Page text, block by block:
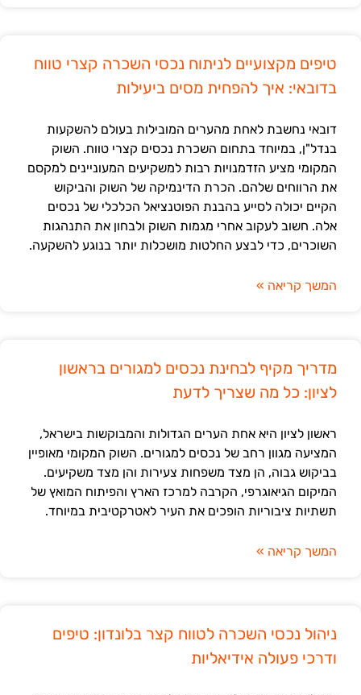
טיפים מקצועיים לניתוח נכסי השכרה קצרי טווח
בדובאי: איך להפחית מסים ביעילות
דובאי נחשבת לאחת מהערים המובילות בעולם להשקעות
בנדל"ן, במיוחד בתחום השכרת נכסים קצרי טווח. השוק
המקומי מציע הזדמנויות רבות למשקיעים המעוניינים למקסם
את הרווחים שלהם. הכרת הדינמיקה של השוק והביקוש
הקיים יכולה לסייע בהבנת הפוטנציאל הכלכלי של נכסים
אלה. חשוב לעקוב אחרי מגמות השוק ולבחון את התנהגות
השוכרים, כדי לבצע החלטות מושכלות יותר בנוגע להשקעה.
המשך קריאה »
מדריך מקיף לבחינת נכסים למגורים בראשון
לציון: כל מה שצריך לדעת
ראשון לציון היא אחת הערים הגדולות והמבוקשות בישראל,
המציעה מגוון רחב של נכסים למגורים. השוק המקומי מאופיין
בביקוש גבוה, הן מצד משפחות צעירות והן מצד משקיעים.
המיקום הגיאוגרפי, הקרבה למרכז הארץ והפיתוח המואץ של
תשתיות ציבוריות הופכים את העיר לאטרקטיבית במיוחד.
המשך קריאה »
ניהול נכסי השכרה לטווח קצר בלונדון: טיפים
ודרכי פעולה אידיאליות